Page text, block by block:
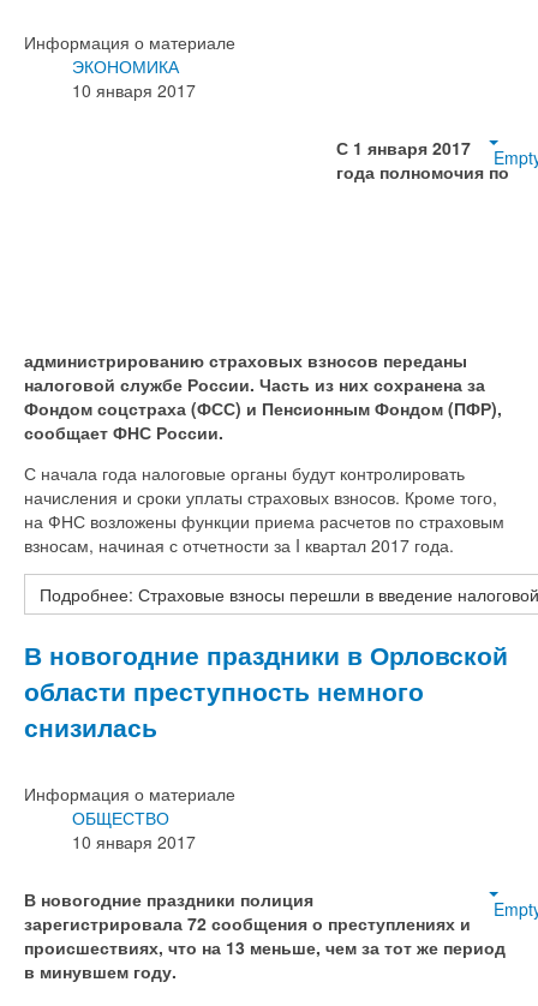
Информация о материале
ЭКОНОМИКА
10 января 2017
С 1 января 2017
года полномочия по
администрированию страховых взносов переданы
налоговой службе России. Часть из них сохранена за
Фондом соцстраха (ФСС) и Пенсионным Фондом (ПФР),
сообщает ФНС России.
С начала года налоговые органы будут контролировать
начисления и сроки уплаты страховых взносов. Кроме того,
на ФНС возложены функции приема расчетов по страховым
взносам, начиная с отчетности за I квартал 2017 года.
Подробнее: Страховые взносы перешли в введение
В новогодние праздники в Орловской
области преступность немного
снизилась
Информация о материале
ОБЩЕСТВО
10 января 2017
В новогодние праздники полиция
зарегистрировала 72 сообщения о преступлениях и
происшествиях, что на 13 меньше, чем за тот же период
в минувшем году.